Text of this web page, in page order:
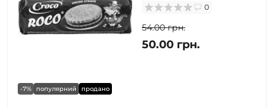
-7% популярний продано
0
54.00 грн.
50.00 грн.